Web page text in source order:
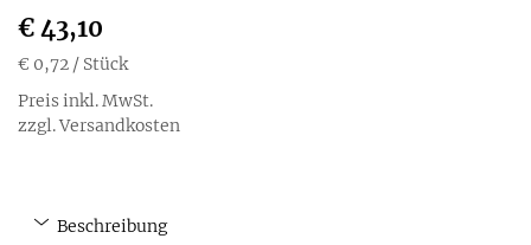
€ 43,10
€ 0,72 / Stück
Preis inkl. MwSt.
zzgl. Versandkosten
Beschreibung